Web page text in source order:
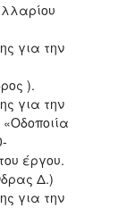
για την
).
για την
έργου.
Δ.)
για την